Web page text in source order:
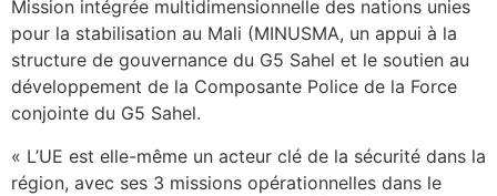
Mission intégrée multidimensionnelle des nations unies
pour la stabilisation au Mali (MINUSMA, un appui à la
structure de gouvernance du G5 Sahel et le soutien au
développement de la Composante Police de la Force
conjointe du G5 Sahel.
« L’UE est elle-même un acteur clé de la sécurité dans la
région, avec ses 3 missions opérationnelles dans le